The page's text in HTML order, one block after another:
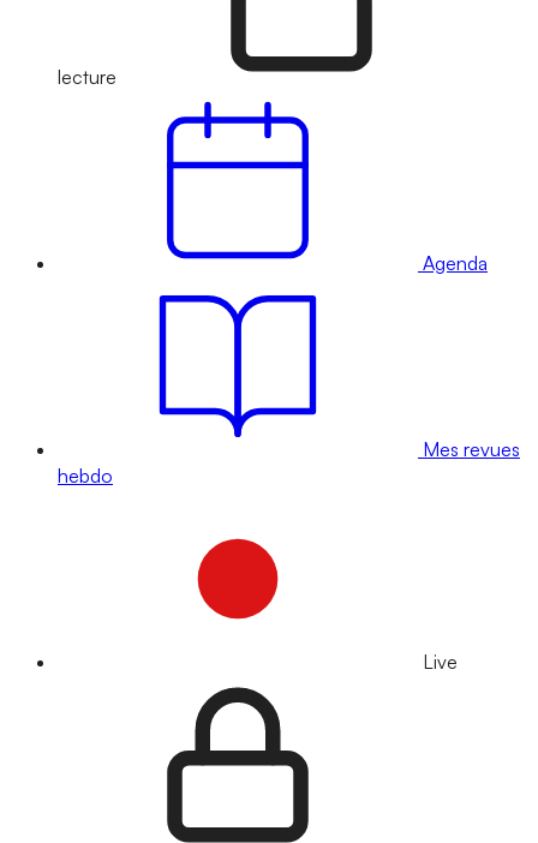
lecture
Agenda
Mes revues
hebdo
Live